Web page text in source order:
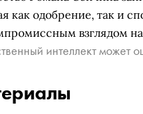
как одобрение, так и
взглядом
интеллект может